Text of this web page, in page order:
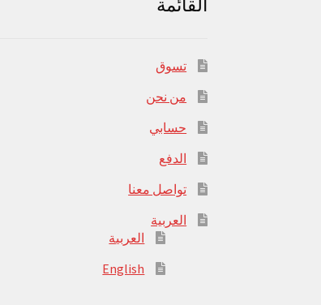
القائمة
تسوق
من نحن
حسابي
الدفع
تواصل معنا
العربية
العربية
English